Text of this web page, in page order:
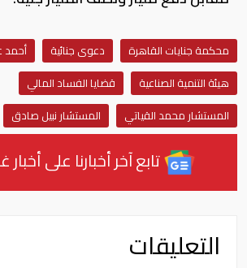
محكمة جنايات القاهرة دعوى جنائية
أحمد
هيئة التنمية الصناعية
قضايا الفساد المالي
المستشار محمد القياتي
المستشار نبيل صادق
تابع آخر أخبارنا على
التعليقات